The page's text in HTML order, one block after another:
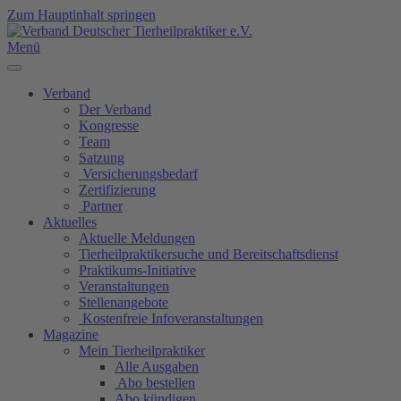
Zum Hauptinhalt springen
Menü
Verband
Der Verband
Kongresse
Team
Satzung
Versicherungsbedarf
Zertifizierung
Partner
Aktuelles
Aktuelle Meldungen
Tierheilpraktikersuche und Bereitschaftsdienst
Praktikums-Initiative
Veranstaltungen
Stellenangebote
Kostenfreie Infoveranstaltungen
Magazine
Mein Tierheilpraktiker
Alle Ausgaben
Abo bestellen